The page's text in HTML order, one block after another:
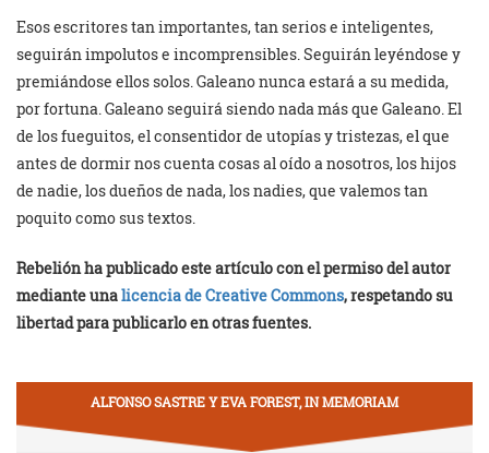
Esos escritores tan importantes, tan serios e inteligentes,
seguirán impolutos e incomprensibles. Seguirán leyéndose y
premiándose ellos solos. Galeano nunca estará a su medida,
por fortuna. Galeano seguirá siendo nada más que Galeano. El
de los fueguitos, el consentidor de utopías y tristezas, el que
antes de dormir nos cuenta cosas al oído a nosotros, los hijos
de nadie, los dueños de nada, los nadies, que valemos tan
poquito como sus textos.
Rebelión ha publicado este artículo con el permiso del autor
mediante unalicencia de Creative Commons, respetando su
libertad para publicarlo en otras fuentes.
ALFONSO SASTRE Y EVA FOREST, IN MEMORIAM